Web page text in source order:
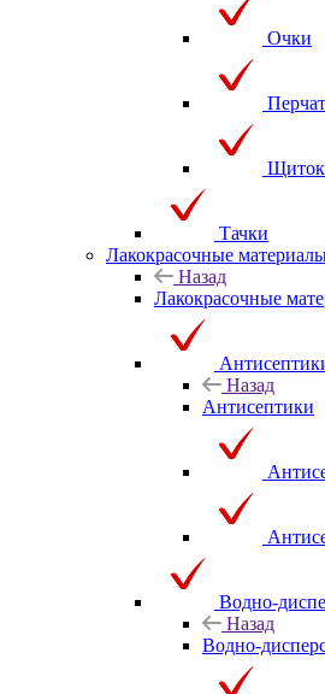
Очки
Тачки
Лакокрасочные
Назад
Лакокрасочные
Назад
Антисептики
Водно-
Назад
Водно-